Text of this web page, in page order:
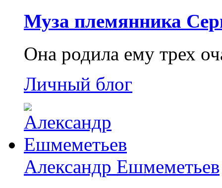
Муза племянника
Она родила ему трех
Личный блог
Александр Ешмеметьев